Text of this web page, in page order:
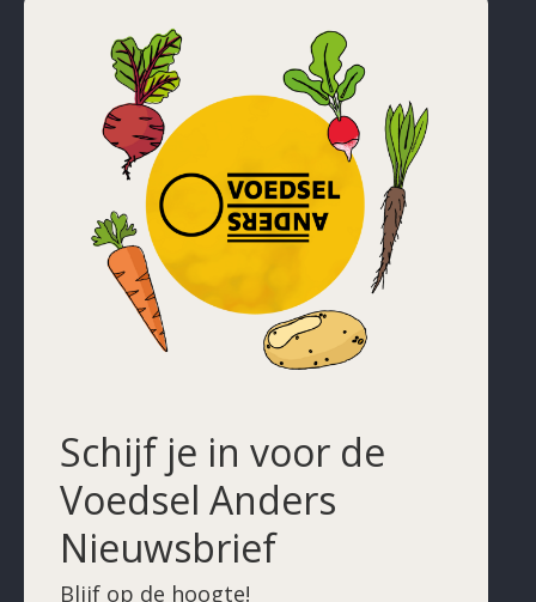
Schijf je in voor de
Voedsel Anders
Nieuwsbrief
Blijf op de hoogte!